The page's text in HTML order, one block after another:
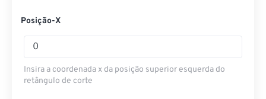
Posição-X
Insira a coordenada x da posição superior esquerda do
retângulo de corte